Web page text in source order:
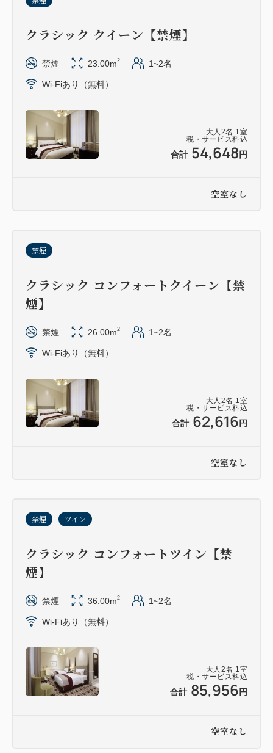
・JR東日本×東急不動産ホールディングス コラボ
＜プランの注意事項＞
・料金は予告なしに変更することがございます。
・料金にはサービス料及び税金が含まれております。
別途東京都宿泊税を現地にて申し受けます。
※宿泊料金が1人1泊1万円以上で宿泊する場合、都
の条例により宿泊税（1万円～1万5千円未満：100
円、1万5千円以上：200円）がかかります。
・ご到着の際にクレジットカードまたは現金にてご宿
ます。※事前支払の場合を除く
・12歳(小学生)以下のお子様の添い寝は、ベッド1台
につき1名まで承ります。（エキストラベッドを除
く）
・スイートは、朝食ブッフェを無料でお楽しみいただ
けます。（ジュニアスイートを除く）
・当ホテルで行われる以外の挙式、披露宴、二次会な
入りますがご予約時にお知らせください。ホテルから
のご案内がございます。
・ご到着予定時刻を過ぎる場合は、直接ホテルにご連
絡を 頂けますようお願い致します。ご連絡を頂けな
大人 2名 1 室
税・サービス料込
合計 54,648 円
クラシック クイーン【禁煙】
禁煙 23.00m2 1~2名
Wi-Fiあり（無料）
空室なし
大人 2名 1 室
税・サービス料込
合計 62,616 円
禁煙
クラシック コンフォートクイーン【禁
煙】
禁煙 26.00m2 1~2名
Wi-Fiあり（無料）
空室なし
大人 2名 1 室
税・サービス料込
合計 85,956 円
禁煙 ツイン
クラシック コンフォートツイン【禁
煙】
禁煙 36.00m2 1~2名
Wi-Fiあり（無料）
空室なし